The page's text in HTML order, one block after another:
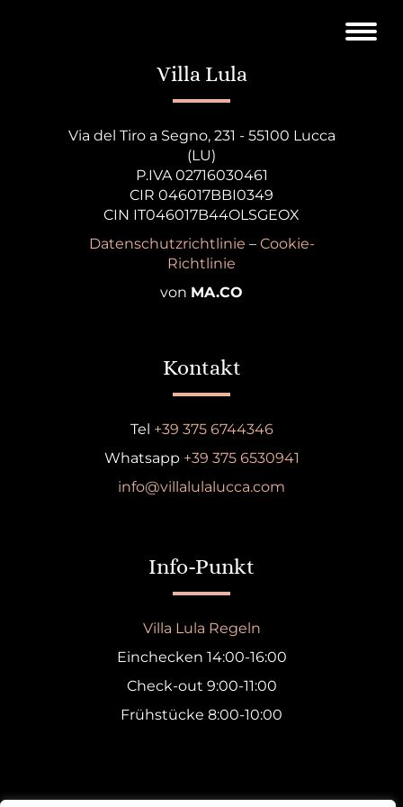
Villa Lula
Via del Tiro a Segno, 231 - 55100 Lucca
(LU)
P.IVA 02716030461
CIR 046017BBI0349
CIN IT046017B44OLSGEOX
Datenschutzrichtlinie – Cookie-
Richtlinie
von MA.CO
Kontakt
Tel +39 375 6744346
Whatsapp +39 375 6530941
info@villalulalucca.com
Info-Punkt
Villa Lula Regeln
Einchecken 14:00-16:00
Check-out 9:00-11:00
Frühstücke 8:00-10:00